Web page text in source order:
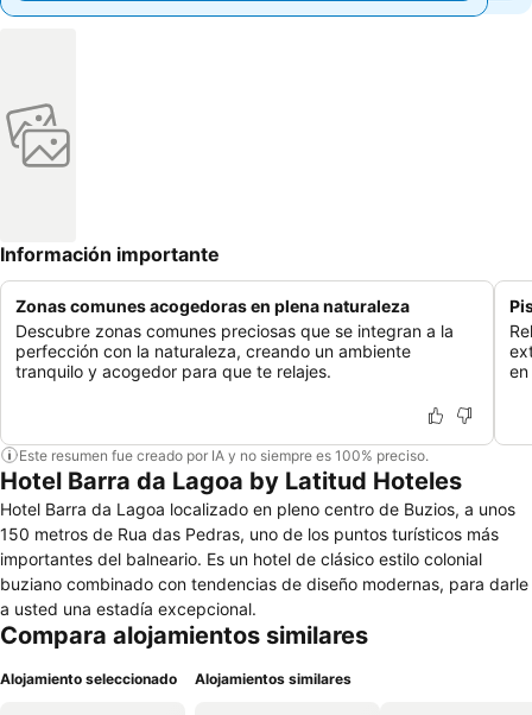
Información importante
Zonas comunes acogedoras en plena naturaleza
Descubre zonas comunes preciosas que se integran a la
perfección con la naturaleza, creando un ambiente
tranquilo y acogedor para que te relajes.
Este resumen fue creado por IA y no siempre es 100% preciso.
Hotel Barra da Lagoa by Latitud Hoteles
Hotel Barra da Lagoa localizado en pleno centro de Buzios, a unos
150 metros de Rua das Pedras, uno de los puntos turísticos más
importantes del balneario. Es un hotel de clásico estilo colonial
buziano combinado con tendencias de diseño modernas, para darle
a usted una estadía excepcional.
Compara alojamientos similares
Alojamiento seleccionado Alojamientos similares